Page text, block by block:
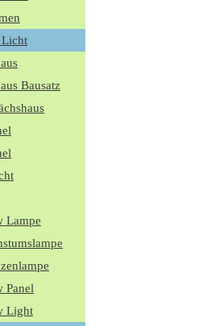
Licht
Bausatz
Lampe
Panel
Light